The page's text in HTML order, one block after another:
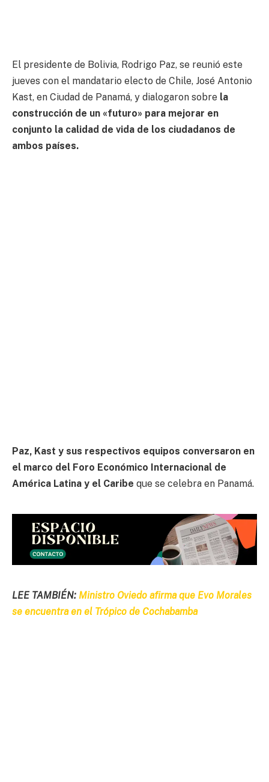
El presidente de Bolivia, Rodrigo Paz, se reunió este
jueves con el mandatario electo de Chile, José Antonio
Kast, en Ciudad de Panamá, y dialogaron sobre la
construcción de un «futuro» para mejorar en
conjunto la calidad de vida de los ciudadanos de
ambos países.
Paz, Kast y sus respectivos equipos conversaron en
el marco del Foro Económico Internacional de
América Latina y el Caribe que se celebra en Panamá.
LEE TAMBIÉN: Ministro Oviedo afirma que Evo Morales
se encuentra en el Trópico de Cochabamba